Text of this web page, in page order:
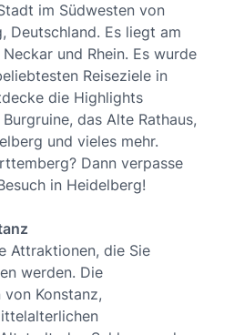
im Südwesten von
Deutschland. Es liegt am
und Rhein. Es wurde
Reiseziele in
die Highlights
das Alte Rathaus,
und vieles mehr.
Dann verpasse
in Heidelberg!
Attraktionen, die Sie
werden. Die
Konstanz,